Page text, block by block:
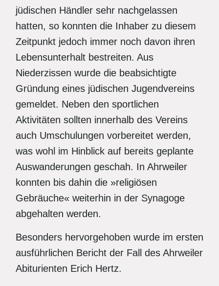
jüdischen Händler sehr nachgelassen
hatten, so konnten die Inhaber zu diesem
Zeitpunkt jedoch immer noch davon ihren
Lebensunterhalt bestreiten. Aus
Niederzissen wurde die beabsichtigte
Gründung eines jüdischen Jugendvereins
gemeldet. Neben den sportlichen
Aktivitäten sollten innerhalb des Vereins
auch Umschulungen vorbereitet werden,
was wohl im Hinblick auf bereits geplante
Auswanderungen geschah. In Ahrweiler
konnten bis dahin die »religiösen
Gebräuche« weiterhin in der Synagoge
abgehalten werden.
Besonders hervorgehoben wurde im ersten
ausführlichen Bericht der Fall des Ahrweiler
Abiturienten Erich Hertz.